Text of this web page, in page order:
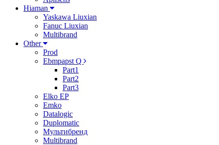
Hiaman
Yaskawa Liuxian
Fanuc Liuxian
Multibrand
Other
Prod
Ebmpapst Q
Part1
Part2
Part3
Elko EP
Emko
Datalogic
Duplomatic
Мультибренд
Multibrand